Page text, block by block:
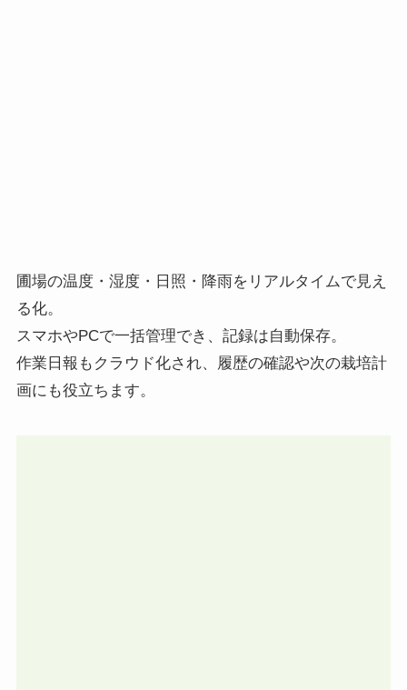
圃場の温度・湿度・日照・降雨をリアルタイムで見え
る化。
スマホやPCで一括管理でき、記録は自動保存。
作業日報もクラウド化され、履歴の確認や次の栽培計
画にも役立ちます。